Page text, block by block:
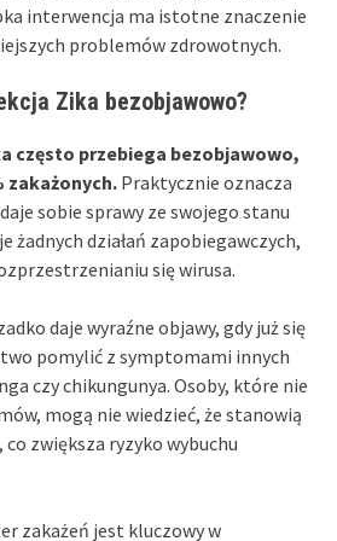
interwencja ma istotne znaczenie
problemów zdrowotnych.
Zika bezobjawowo?
często przebiega bezobjawowo,
zakażonych. Praktycznie oznacza
sobie sprawy ze swojego stanu
żadnych działań zapobiegawczych,
się wirusa.
daje wyraźne objawy, gdy już się
pomylić z symptomami innych
czy chikungunya. Osoby, które nie
mogą nie wiedzieć, że stanowią
zwiększa ryzyko wybuchu
zakażeń jest kluczowy w